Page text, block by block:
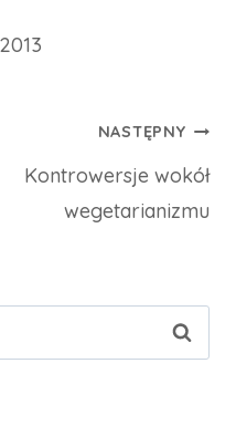
NASTĘPNY
Kontrowersje wokół
wegetarianizmu